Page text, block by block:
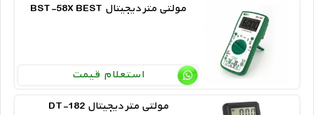
BST-58X BEST مولتی متر دیجیتال
استعلام قیمت
DT-182 مولتی متر دیجیتال